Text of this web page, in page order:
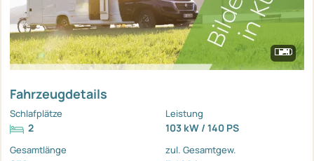
Fahrzeugdetails
Schlafplätze
2
Leistung
103 kW / 140 PS
Gesamtlänge zul. Gesamtgew.